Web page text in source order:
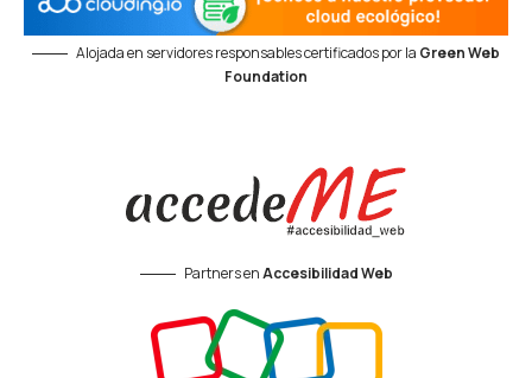
Alojada en servidores responsables certificados por la Green Web
Foundation
Partners enAccesibilidad Web